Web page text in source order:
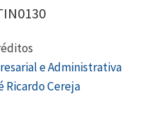
e Administrativa
Ricardo Cereja